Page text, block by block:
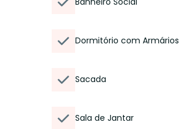
Dormitório com Armários
Sacada
Sala de Jantar